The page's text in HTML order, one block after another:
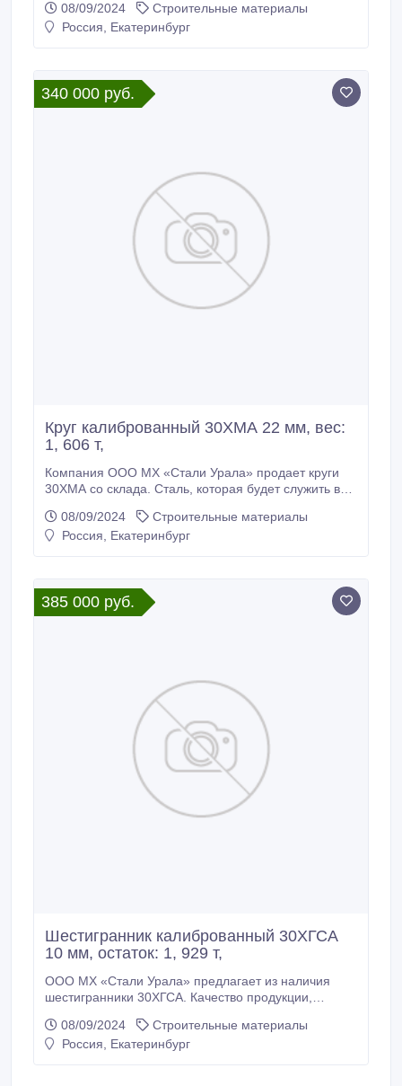
Производство РФ. * Шестигранник калиброванный
30ХМА 27 мм, вес: 2 т, ГОСТ 8560-78, ГОСТ 4543-
остаток: 6, 88 т, цена: 380000 руб.
08/09/2024
Строительные материалы
Россия, Екатеринбург
340 000 руб.
Круг калиброванный 30ХМА 22 мм, вес:
1, 606 т,
Компания ООО МХ «Стали Урала» продает круги
30ХМА со склада. Сталь, которая будет служить вам
экспорт в страны СНГ. * Круг калиброванный 30ХМА
22 мм, вес: 1, 606 т, ГОСТ 7417-75 ГОСТ 1414-75,
цена: 340000 руб.
08/09/2024
Строительные материалы
Россия, Екатеринбург
385 000 руб.
Шестигранник калиброванный 30ХГСА
10 мм, остаток: 1, 929 т,
ООО МХ «Стали Урала» предлагает из наличия
шестигранники 30ХГСА. Качество продукции,
Екатеринбург. Доставка по России * Шестигранник
калиброванный 30ХГСА 10 мм, вес: 1, 929 т, РТ-
08/09/2024
Строительные материалы
Россия, Екатеринбург